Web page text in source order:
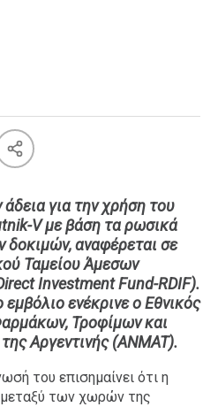
για την χρήση του
V με βάση τα ρωσικά
δοκιμών, αναφέρεται σε
Ταμείου Άμεσων
Investment Fund-RDIF).
ενέκρινε ο Εθνικός
Τροφίμων και
Αργεντινής (ANMAT).
του επισημαίνει ότι η
μεταξύ των χωρών της